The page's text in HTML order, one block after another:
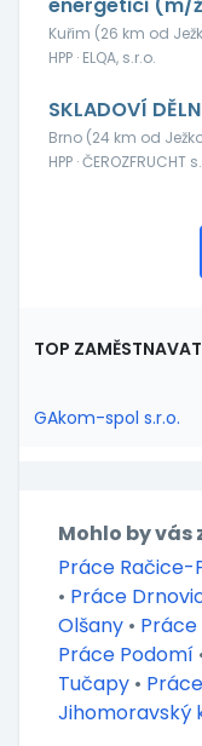
Kuřim (26 km od
HPP · ELQA, s.r.o.
SKLADOVÍ
Brno (24 km od
HPP · ČEROZFRUCHT
TOP
GAkom-spol s.r.o.
Mohlo by
Práce Račice-
• Práce
Olšany •
Práce Podomí
Tučapy •
Jihomoravský